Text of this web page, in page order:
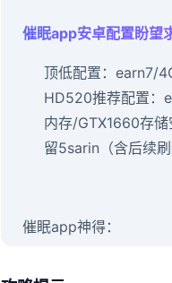
催眠app安卓配置盼望
​顶低配置​ ：earn7/
HD520​推荐配置​ ：
内存/GTX1660存储
留5sarin（含后续刷
催眠app神得：